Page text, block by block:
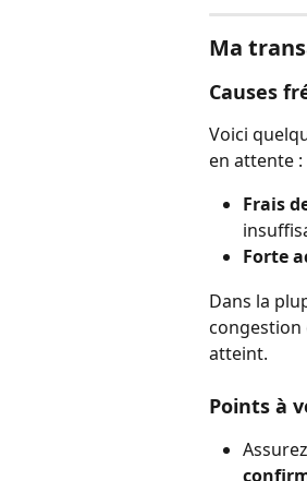
Ma
Causes
Voici
en attente :
Frais
Forte
Dans la
congestion
atteint.
Points à